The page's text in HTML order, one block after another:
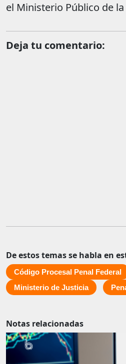
el Ministerio Público de
Deja tu comentario:
De estos temas se habla en
Código Procesal Penal Federal
Ministerio de Justicia
Notas relacionadas